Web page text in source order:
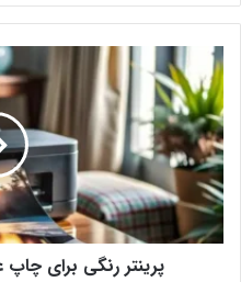
پ
ر
ی
ن
ت
ر
ر
ن
گ
پرینتر رنگی برای